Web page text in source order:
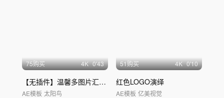
75购买 4K 0'43
【无插件】温馨多图片汇聚照片墙片头
AE模板 太阳鸟
51购买 4K 0'10
红色LOGO演绎
AE模板 亿美视觉